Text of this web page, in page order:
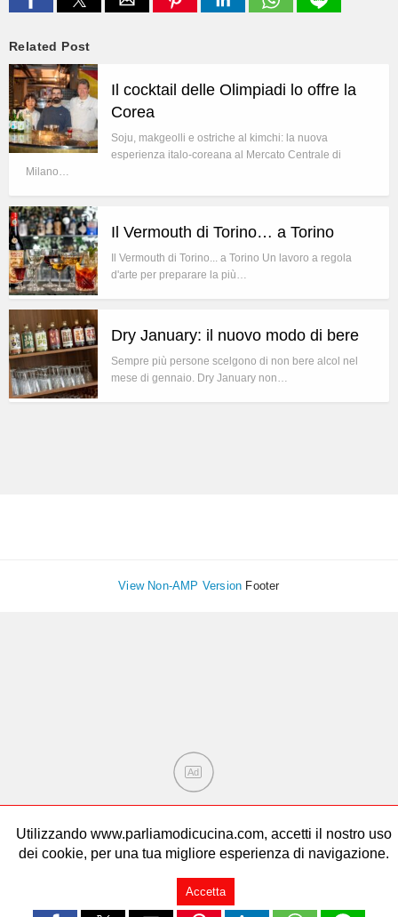
Related Post
Il cocktail delle Olimpiadi lo offre la
Corea
Soju, makgeolli e ostriche al kimchi: la nuova
esperienza italo-coreana al Mercato Centrale di
Milano…
Il Vermouth di Torino… a Torino
Il Vermouth di Torino... a Torino Un lavoro a regola
d'arte per preparare la più…
Dry January: il nuovo modo di bere
Sempre più persone scelgono di non bere alcol nel
mese di gennaio. Dry January non…
View Non-AMP Version Footer
Utilizzando www.parliamodicucina.com, accetti il nostro uso
dei cookie, per una tua migliore esperienza di navigazione.
Accetta
Ad